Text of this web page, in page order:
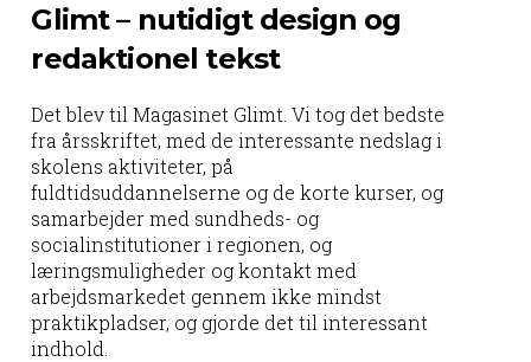
Glimt – nutidigt design og
redaktionel tekst
Det blev til Magasinet Glimt. Vi tog det bedste
fra årsskriftet, med de interessante nedslag i
skolens aktiviteter, på
fuldtidsuddannelserne og de korte kurser, og
samarbejder med sundheds- og
socialinstitutioner i regionen, og
læringsmuligheder og kontakt med
arbejdsmarkedet gennem ikke mindst
praktikpladser, og gjorde det til interessant
indhold.